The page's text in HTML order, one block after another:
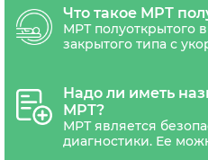
более просторную и
время
пациентам,
или страх в тесных и
Что такое МРТ
МРТ полуоткрытого
закрытого типа с
закрытую среду по
традиционными МРТ-
типа. Такой
обеспечения
пациента и
Надо ли иметь
МРТ?
МРТ является
диагностики. Ее